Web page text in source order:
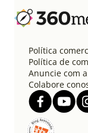
Política
Política de
Anuncie com
Colabore